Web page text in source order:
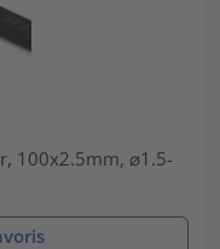
100x2.5mm, ⌀1.5-